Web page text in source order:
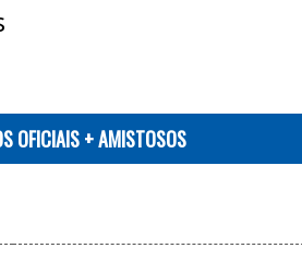
OFICIAIS + AMISTOSOS